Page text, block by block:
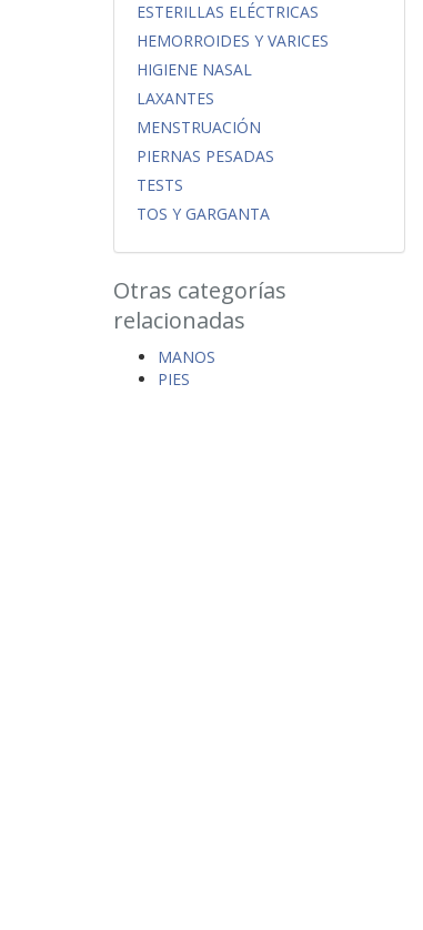
ESTERILLAS ELÉCTRICAS
HEMORROIDES Y VARICES
HIGIENE NASAL
LAXANTES
MENSTRUACIÓN
PIERNAS PESADAS
TESTS
TOS Y GARGANTA
Otras categorías
relacionadas
MANOS
PIES